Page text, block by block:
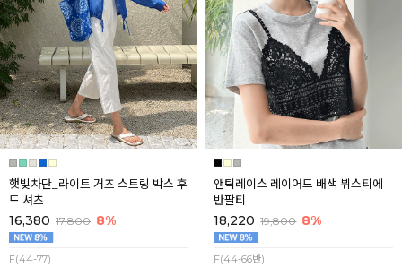
햇빛차단_라이트 거즈 스트링 박스 후
드 셔츠
16,380 17,800 8%
F(44-77)
앤틱레이스 레이어드 배색 뷔스티에
반팔티
18,220 19,800 8%
F(44-66반)